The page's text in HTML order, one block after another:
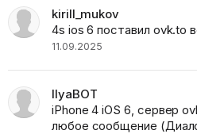
kirill_mukov
4s ios 6 поставил ovk.to
11.09.2025
IlyaBOT
iPhone 4 iOS 6, сервер
любое сообщение